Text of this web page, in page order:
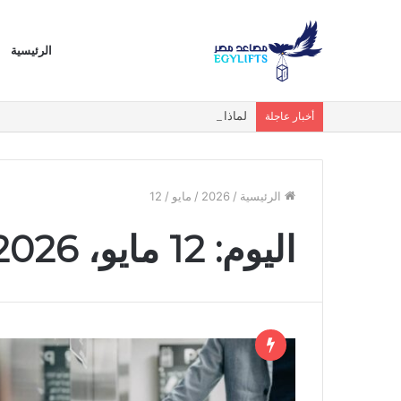
الرئيسية
أخبار عاجلة لماذا أصبحت المصاعد البانورامية والزجاجية
الرئيسية /
2026
/ مايو /
12
اليوم: 12 مايو، 2026